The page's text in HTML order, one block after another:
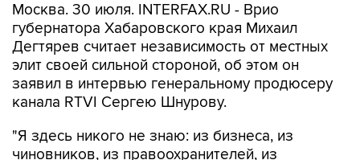
Москва. 30 июля. INTERFAX.RU - Врио
губернатора Хабаровского края Михаил
Дегтярев считает независимость от местных
элит своей сильной стороной, об этом он
заявил в интервью генеральному продюсеру
канала RTVI Сергею Шнурову.
"Я здесь никого не знаю: из бизнеса, из
чиновников, из правоохранителей, из